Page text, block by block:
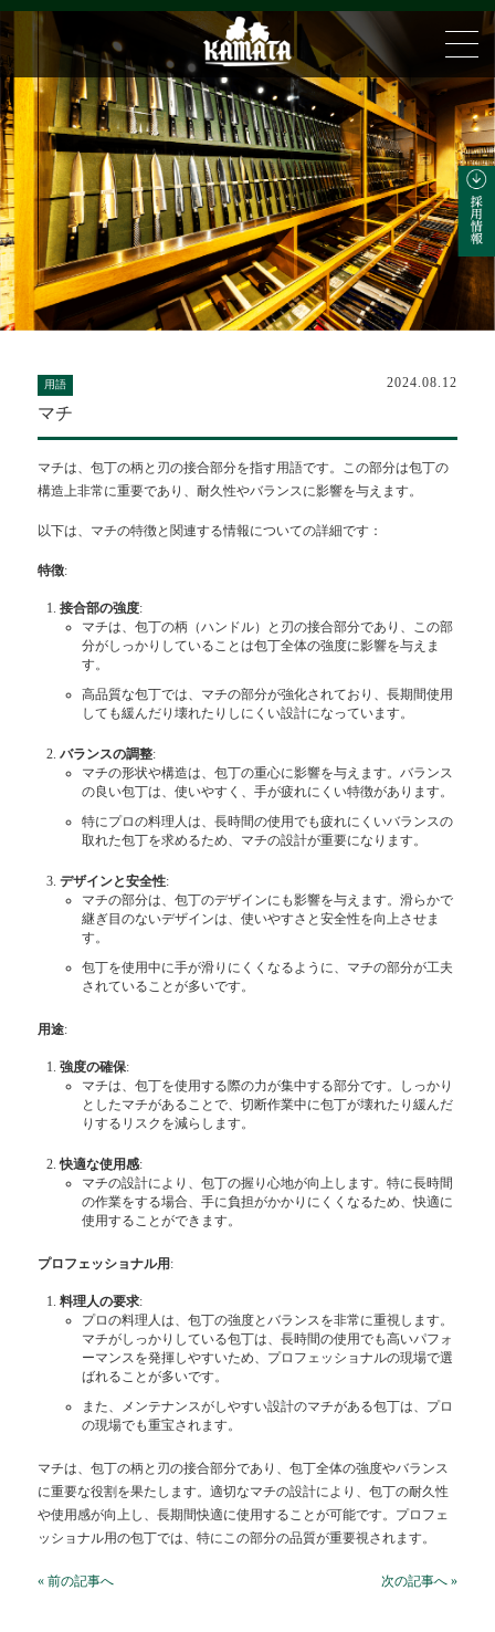
用語 2024.08.12
マチ
マチは、包丁の柄と刃の接合部分を指す用語です。この部分は包丁の
構造上非常に重要であり、耐久性やバランスに影響を与えます。
以下は、マチの特徴と関連する情報についての詳細です：
特徴:
接合部の強度:
マチは、包丁の柄（ハンドル）と刃の接合部分であり、この部
分がしっかりしていることは包丁全体の強度に影響を与えま
す。
高品質な包丁では、マチの部分が強化されており、長期間使用
しても緩んだり壊れたりしにくい設計になっています。
バランスの調整:
マチの形状や構造は、包丁の重心に影響を与えます。バランス
の良い包丁は、使いやすく、手が疲れにくい特徴があります。
特にプロの料理人は、長時間の使用でも疲れにくいバランスの
取れた包丁を求めるため、マチの設計が重要になります。
デザインと安全性:
マチの部分は、包丁のデザインにも影響を与えます。滑らかで
継ぎ目のないデザインは、使いやすさと安全性を向上させま
す。
包丁を使用中に手が滑りにくくなるように、マチの部分が工夫
されていることが多いです。
用途:
強度の確保:
マチは、包丁を使用する際の力が集中する部分です。しっかり
としたマチがあることで、切断作業中に包丁が壊れたり緩んだ
りするリスクを減らします。
快適な使用感:
マチの設計により、包丁の握り心地が向上します。特に長時間
の作業をする場合、手に負担がかかりにくくなるため、快適に
使用することができます。
プロフェッショナル用:
料理人の要求:
プロの料理人は、包丁の強度とバランスを非常に重視します。
マチがしっかりしている包丁は、長時間の使用でも高いパフォ
ーマンスを発揮しやすいため、プロフェッショナルの現場で選
ばれることが多いです。
また、メンテナンスがしやすい設計のマチがある包丁は、プロ
の現場でも重宝されます。
マチは、包丁の柄と刃の接合部分であり、包丁全体の強度やバランス
に重要な役割を果たします。適切なマチの設計により、包丁の耐久性
や使用感が向上し、長期間快適に使用することが可能です。プロフェ
ッショナル用の包丁では、特にこの部分の品質が重要視されます。
« 前の記事へ 次の記事へ »